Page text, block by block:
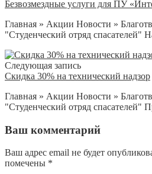
Безвозмездные услуги для ПУ
Главная » Акции Новости »
"Студенческий отряд спасателей"
Следующая запись
Скидка 30% на технический надзор
Главная » Акции Новости »
"Студенческий отряд спасателей"
Ваш комментарий
Ваш адрес email не будет
помечены *